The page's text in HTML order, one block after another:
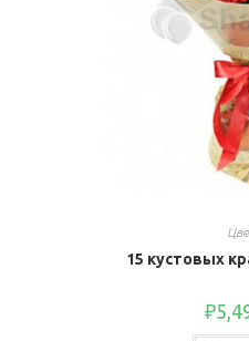
15 кустовых
₽